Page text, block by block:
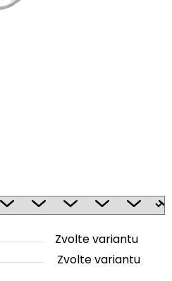
Zvolte variantu
Zvolte variantu